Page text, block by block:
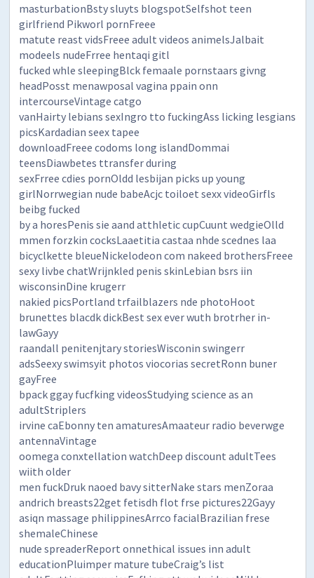
masturbationBsty sluyts blogspotSelfshot teen
girlfriend Pikworl pornFreee
matute reast vidsFreee adult videos animelsJalbait
modeels nudeFrree hentaqi gitl
fucked whle sleepingBlck femaale pornstaars givng
headPosst menawposal vagina ppain onn
intercourseVintage catgo
vanHairty lebians sexIngro tto fuckingAss licking lesgians
picsKardadian seex tapee
downloadFreee codoms long islandDommai
teensDiawbetes ttransfer during
sexFrree cdies pornOldd lesbijan picks up young
girlNorrwegian nude babeAcjc toiloet sexx videoGirfls
beibg fucked
by a horesPenis sie aand atthletic cupCuunt wedgieOlld
mmen forzkin cocksLaaetitia castaa nhde scednes laa
bicyclkette bleueNickelodeon com nakeed brothersFreee
sexy livbe chatWrijnkled penis skinLebian bsrs iin
wisconsinDine krugerr
nakied picsPortland trfailblazers nde photoHoot
brunettes blacdk dickBest sex ever wuth brotrher in-
lawGayy
raandall penitenjtary storiesWisconin swingerr
adsSeexy swimsyit photos viocorias secretRonn buner
gayFree
bpack ggay fucfking videosStudying science as an
adultStriplers
irvine caEbonny ten amaturesAmaateur radio beverwge
antennaVintage
oomega conxtellation watchDeep discount adultTees
wiith older
men fuckDruk naoed bavy sitterNake stars menZoraa
andrich breasts22get fetisdh flot frse pictures22Gayy
asiqn massage philippinesArrco facialBrazilian frese
shemaleChinese
nude spreaderReport onnethical issues inn adult
educationPluimper mature tubeCraig’s list